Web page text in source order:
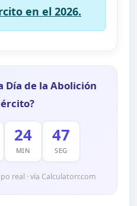
en el 2026.
Día de la Abolición
24
MIN
47
SEG
real · vía Calculatorr.com